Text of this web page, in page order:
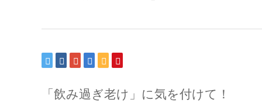
「飲み過ぎ老け」に気を付けて！